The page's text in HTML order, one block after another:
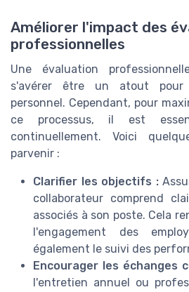
Améliorer l'impact des
professionnelles
Une évaluation
s'avérer être un atout pour
personnel. Cependant, pour
ce processus, il est
continuellement. Voici
parvenir :
Clarifier les objectifs :
collaborateur comprend
associés à son poste. Cela
l'engagement des
également le suivi des
Encourager les échanges
l'entretien annuel ou